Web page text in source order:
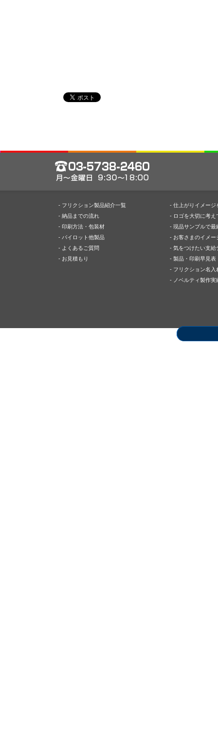
- フリクション製品紹介一覧
- 納品までの流れ
- 印刷方法・包装材
- パイロット他製品
- よくあるご質問
- お見積もり
- 仕上がりイメージ
- ロゴを大切に考え
- 現品サンプルで最
- お客さまのイメー
- 気をつけたい支給
- 製品・印刷早見表
- フリクション名入
- ノベルティ製作実